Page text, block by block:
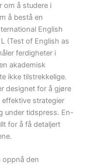
om å studere i
å bestå en
English
(Test of English as
ferdigheter i
akademisk
ikke tilstrekkelige.
designet for å gjøre
strategier
under tidspress. En-
for å få detaljert
oppnå den